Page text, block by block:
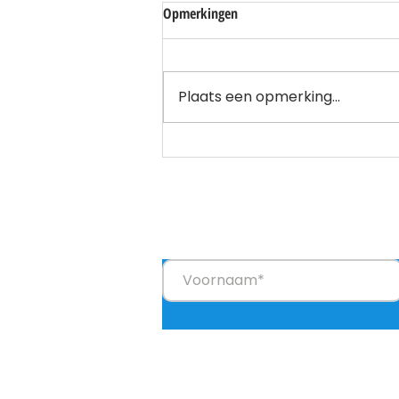
Opmerkingen
Plaats een opmerking...